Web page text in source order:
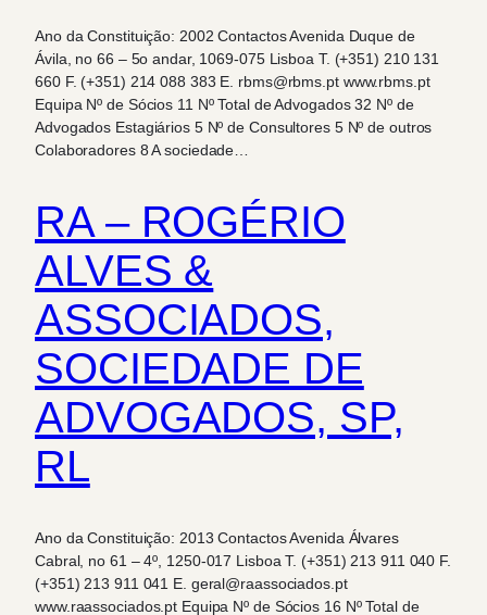
Ano da Constituição: 2002 Contactos Avenida Duque de
Ávila, no 66 – 5o andar, 1069-075 Lisboa T. (+351) 210 131
660 F. (+351) 214 088 383 E. rbms@rbms.pt www.rbms.pt
Equipa Nº de Sócios 11 Nº Total de Advogados 32 Nº de
Advogados Estagiários 5 Nº de Consultores 5 Nº de outros
Colaboradores 8 A sociedade…
RA – ROGÉRIO
ALVES &
ASSOCIADOS,
SOCIEDADE DE
ADVOGADOS, SP,
RL
Ano da Constituição: 2013 Contactos Avenida Álvares
Cabral, no 61 – 4º, 1250-017 Lisboa T. (+351) 213 911 040 F.
(+351) 213 911 041 E. geral@raassociados.pt
www.raassociados.pt Equipa Nº de Sócios 16 Nº Total de